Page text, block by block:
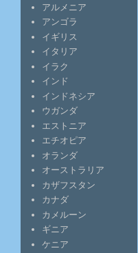
アルメニア
アンゴラ
イギリス
イタリア
イラク
インド
インドネシア
ウガンダ
エストニア
エチオピア
オランダ
オーストラリア
カザフスタン
カナダ
カメルーン
ギニア
ケニア